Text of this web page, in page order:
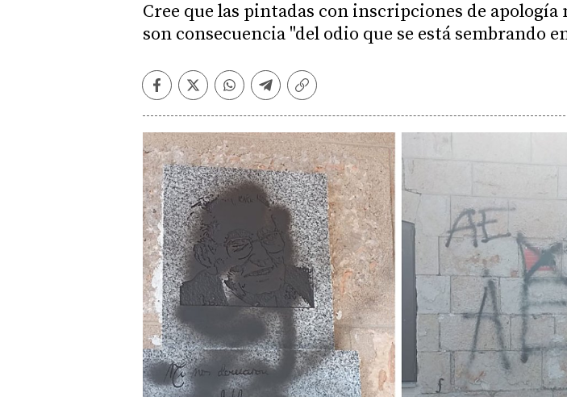
Cree que las pintadas con inscripciones de apología
son consecuencia "del odio que se está sembrando
Facebook
TwitterWhatsapp
Telegram
Copiar